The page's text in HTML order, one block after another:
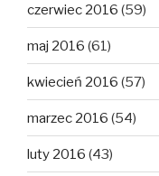
czerwiec 2016 (59)
maj 2016 (61)
kwiecień 2016 (57)
marzec 2016 (54)
luty 2016 (43)